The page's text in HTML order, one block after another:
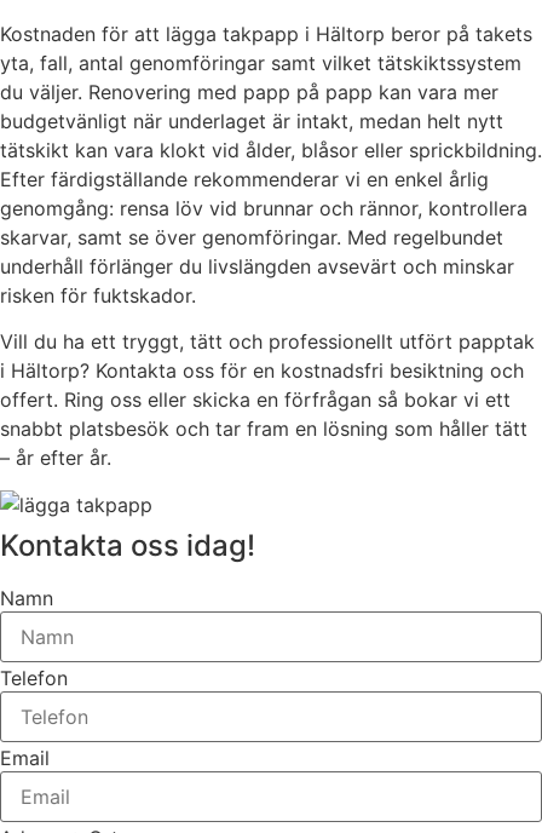
Kostnaden för att lägga takpapp i Hältorp beror på takets
yta, fall, antal genomföringar samt vilket tätskiktssystem
du väljer. Renovering med papp på papp kan vara mer
budgetvänligt när underlaget är intakt, medan helt nytt
tätskikt kan vara klokt vid ålder, blåsor eller sprickbildning.
Efter färdigställande rekommenderar vi en enkel årlig
genomgång: rensa löv vid brunnar och rännor, kontrollera
skarvar, samt se över genomföringar. Med regelbundet
underhåll förlänger du livslängden avsevärt och minskar
risken för fuktskador.
Vill du ha ett tryggt, tätt och professionellt utfört papptak
i Hältorp? Kontakta oss för en kostnadsfri besiktning och
offert. Ring oss eller skicka en förfrågan så bokar vi ett
snabbt platsbesök och tar fram en lösning som håller tätt
– år efter år.
Kontakta oss idag!
Namn
Telefon
Email